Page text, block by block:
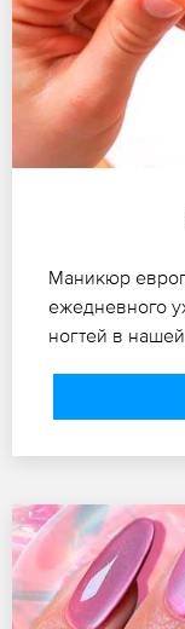
Маникюр
ежедневного
ногтей в